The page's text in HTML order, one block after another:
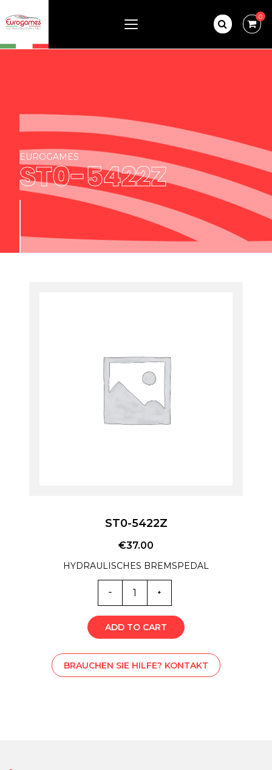
0
EUROGAMES
ST0-5422Z
ST0-5422Z
€37.00
HYDRAULISCHES BREMSPEDAL
ST0-
5422Z
Menge
ADD TO CART
BRAUCHEN SIE HILFE? KONTAKT